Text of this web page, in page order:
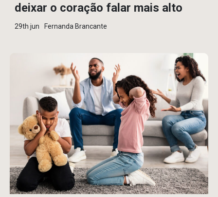
deixar o coração falar mais alto
29th jun Fernanda Brancante